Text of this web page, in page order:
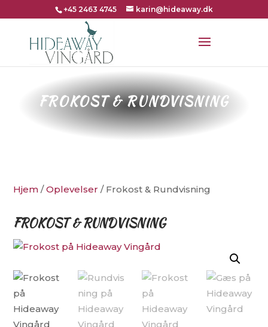
+45 2463 4745 karin@hideaway.dk
FROKOST & RUNDVISNING
Hjem /Oplevelser / Frokost & Rundvisning
FROKOST & RUNDVISNING